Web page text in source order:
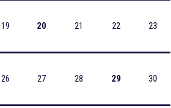
19 20 21 22 23
26 27 28 29 30